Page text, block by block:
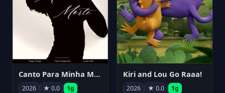
Canto Para Minha Morte
2026 ★ 0.0 1g
Kiri and Lou Go Raaa!
2026 ★ 0.0 1g